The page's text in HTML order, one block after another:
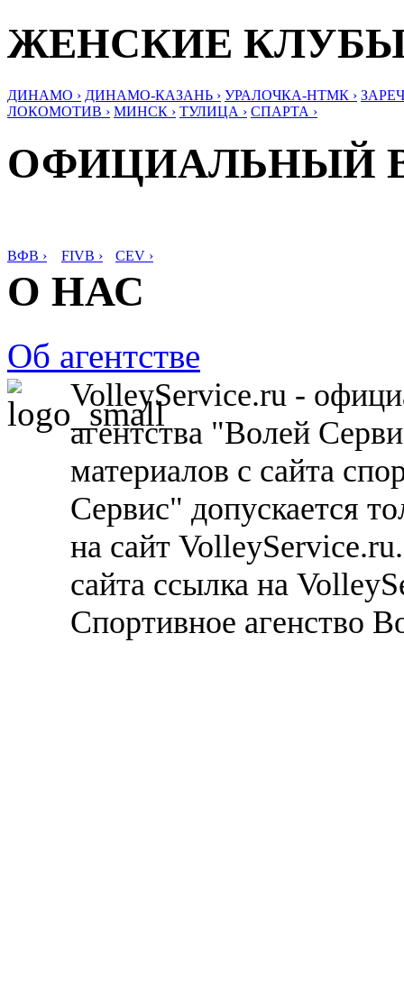
ЖЕНСКИЕ
ДИНАМО › ДИНАМО-КАЗАНЬ › УРАЛОЧКА-НТМК ›
ЛОКОМОТИВ › МИНСК › ТУЛИЦА › СПАРТА ›
ОФИЦИАЛЬНЫЙ
ВФВ › FIVB › CEV ›
О НАС
Об агентстве
VolleyService.ru -
агентства "Волей
материалов с сайта
Сервис" допускается
на сайт
сайта ссылка на
Спортивное агенство